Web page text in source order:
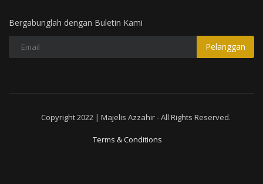
Bergabunglah dengan Buletin Kami
Pelanggan
Copyright 2022 | Majelis Azzahir - All Rights Reserved.
Terms & Conditions